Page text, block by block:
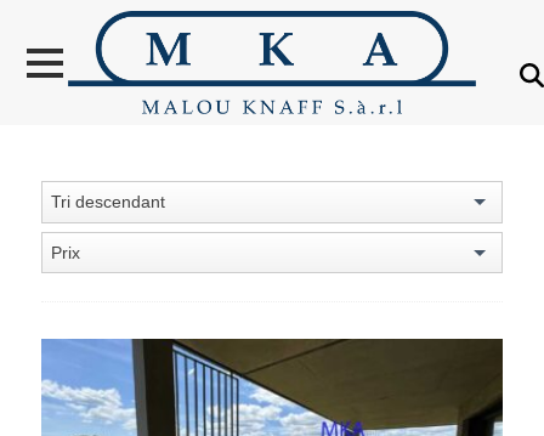
VENTES
LOCATION
OBJETS VENDUS
ÉTRANGER
À PROPOS
CONTACT
Tri descendant
Prix